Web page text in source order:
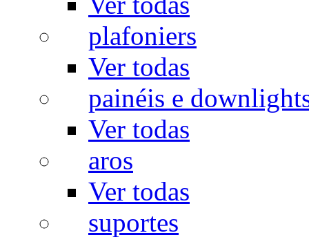
plafoniers
Ver todas
painéis e
Ver todas
aros
Ver todas
suportes